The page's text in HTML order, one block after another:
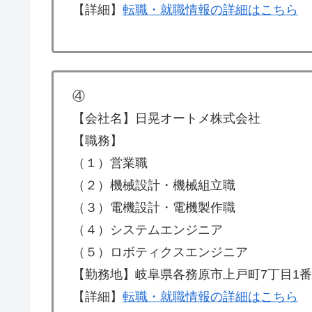
【詳細】 転職・就職情報の詳細はこちら
④
【会社名】日晃オートメ株式会社
【職務】
（１）営業職
（２）機械設計・機械組立職
（３）電機設計・電機製作職
（４）システムエンジニア
（５）ロボティクスエンジニア
【勤務地】岐阜県各務原市上戸町7丁目1
【詳細】 転職・就職情報の詳細はこちら